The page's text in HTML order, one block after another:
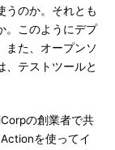
うのか。それとも
。このようにデプ
また、オープンソ
、テストツールと
の創業者で共
を使ってイ